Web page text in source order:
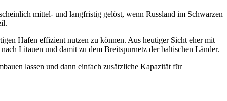
mittel- und langfristig gelöst, wenn Russland im Schwarzen
Hafen effizient nutzen zu können. Aus heutiger Sicht eher mit
Litauen und damit zu dem Breitspurnetz der baltischen Länder.
lassen und dann einfach zusätzliche Kapazität für